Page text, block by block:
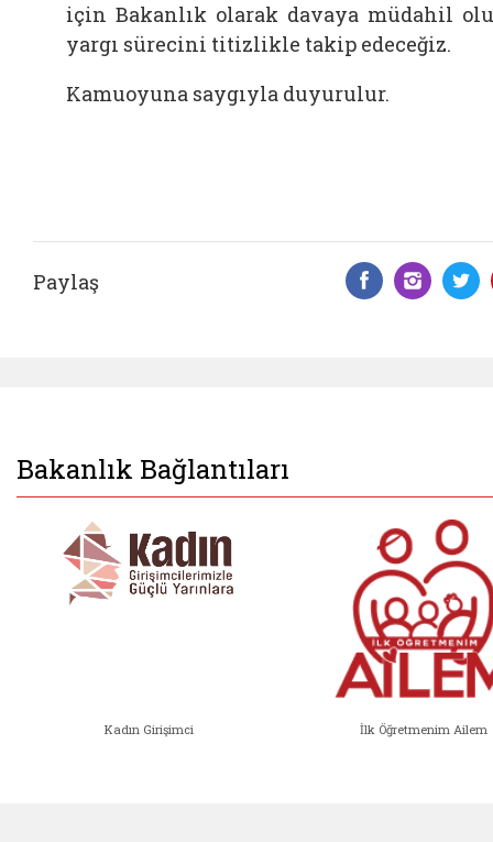
için Bakanlık olarak davaya müdahil
yargı sürecini titizlikle takip edeceğiz.
Kamuoyuna saygıyla duyurulur.
Paylaş
Bakanlık Bağlantıları
Kadın Girişimci İlk Öğretmenim Ailem